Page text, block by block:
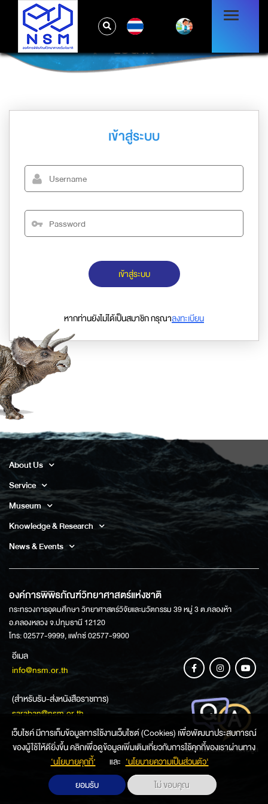
LOG IN
เข้าสู่ระบบ
เข้าสู่ระบบ
หากท่านยังไม่ได้เป็นสมาชิก กรุณาลงทะเบียน
About Us
Service
Museum
Knowledge & Research
News & Events
องค์การพิพิธภัณฑ์วิทยาศาสตร์แห่งชาติ
กระทรวงการอุดมศึกษา วิทยาศาสตร์วิจัยและนวัตกรรม 39 หมู่ 3 ต.คลองห้า
อ.คลองหลวง จ.ปทุมธานี 12120
โทร: 02577-9999, แฟกซ์ 02577-9900
อีเมล
info@nsm.or.th
(สำหรับรับ-ส่งหนังสือราชการ)
saraban@nsm.or.th
ช่องทางการสอบถามข้อมูล
เว็บไซค์ มีการเก็บข้อมูลการใช้งานเว็บไซต์ (Cookies) เพื่อพัฒนาประสบการณ์
ของผู้ใช้ให้ดียิ่งขึ้น คลิกเพื่อดูข้อมูลเพิ่มเติมเกี่ยวกับการใช้คุกกี้ของเราผ่านทาง
‘นโยบายคุกกี้’
และ ‘นโยบายความเป็นส่วนตัว'
ยอมรับ
ไม่ ขอบคุณ